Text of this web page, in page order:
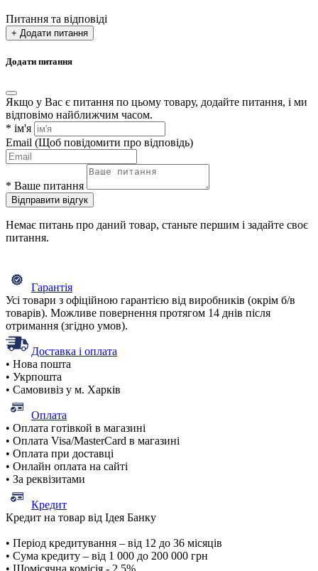
Питання та відповіді
+ Додати питання
Додати питання
Якщо у Вас є питання по цьому товару, додайте питання, і ми
відповімо найближчим часом.
* ім'я
Email (Щоб повідомити про відповідь)
* Ваше питання
Відправити відгук
Немає питань про даний товар, станьте першим і задайте своє
питання.
Гарантія
Усі товари з офіційною гарантією від виробників (окрім б/в
товарів). Можливе повернення протягом 14 днів після
отримання (згідно умов).
Доставка і оплата
• Нова пошта
• Укрпошта
• Самовивіз у м. Харків
Оплата
• Оплата готівкой в магазині
• Оплата Visa/MasterCard в магазині
• Оплата при доставці
• Онлайн оплата на сайті
• За реквізитами
Кредит
Кредит на товар від Ідея Банку
• Період кредитування – від 12 до 36 місяців
• Сума кредиту – від 1 000 до 200 000 грн